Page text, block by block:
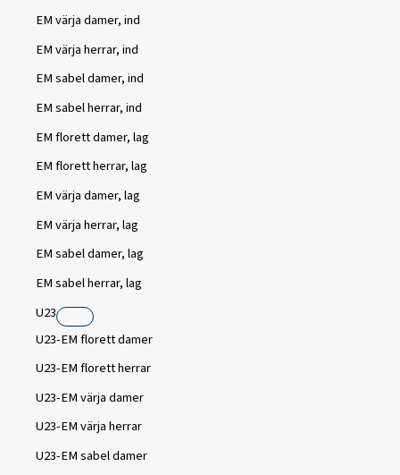
EM värja damer, ind
EM värja herrar, ind
EM sabel damer, ind
EM sabel herrar, ind
EM florett damer, lag
EM florett herrar, lag
EM värja damer, lag
EM värja herrar, lag
EM sabel damer, lag
EM sabel herrar, lag
U23
U23-EM florett damer
U23-EM florett herrar
U23-EM värja damer
U23-EM värja herrar
U23-EM sabel damer